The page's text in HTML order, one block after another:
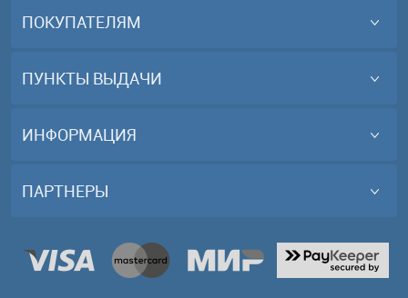
ПОКУПАТЕЛЯМ
ПУНКТЫ ВЫДАЧИ
ИНФОРМАЦИЯ
ПАРТНЕРЫ